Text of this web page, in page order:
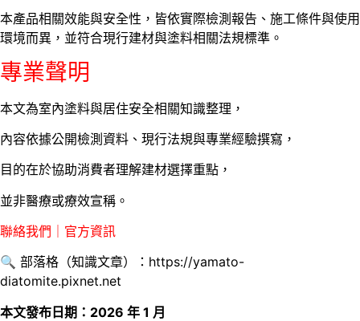
本產品相關效能與安全性， 皆依實際檢測報告、施工條件與使用
環境而異， 並符合現行建材與塗料相關法規標準。
專業聲明
本文為室內塗料與居住安全相關知識整理，
內容依據公開檢測資料、現行法規與專業經驗撰寫，
目的在於協助消費者理解建材選擇重點，
並非醫療或療效宣稱。
聯絡我們｜官方資訊
🔍 部落格（知識文章）： https://yamato-
diatomite.pixnet.net
本文發布日期：2026 年 1 月